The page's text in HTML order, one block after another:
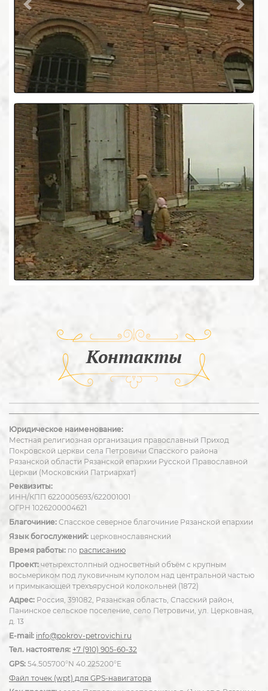
Previous Next
Контакты
Юридическое наименование:
Местная религиозная организация православный Приход
Покровской церкви села Петровичи Спасского района
Рязанской области Рязанской епархии Русской Православной
Церкви (Московский Патриархат)
Реквизиты:
ИНН/КПП 6220005693/622001001
ОГРН 1026200004621
Благочиние: Спасское северное благочиние Рязанской епархии
Язык богослужений: церковнославянский
Время работы: по расписанию
Проект: четырехстолпный односветный объём с крупным
восьмериком под луковичным куполом над центральной частью
и примыкающей трехъярусной колокольней (1872)
Адрес: Россия, 391082, Рязанская область, Спасский район,
Панинское сельское поселение, село Петровичи, ул. Церковная,
д. 13
E-mail: info@pokrov-petrovichi.ru
Тел. настоятеля: +7 (910) 905-60-32
GPS: 54.505700°N 40.225200°E
Файл точек (wpt) для GPS-навигатора